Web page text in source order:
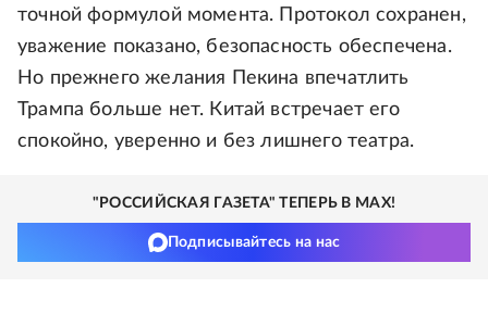
точной формулой момента. Протокол сохранен,
уважение показано, безопасность обеспечена.
Но прежнего желания Пекина впечатлить
Трампа больше нет. Китай встречает его
спокойно, уверенно и без лишнего театра.
"РОССИЙСКАЯ ГАЗЕТА" ТЕПЕРЬ В MAX!
Подписывайтесь на нас